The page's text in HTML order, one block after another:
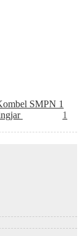
SMPN 1
1